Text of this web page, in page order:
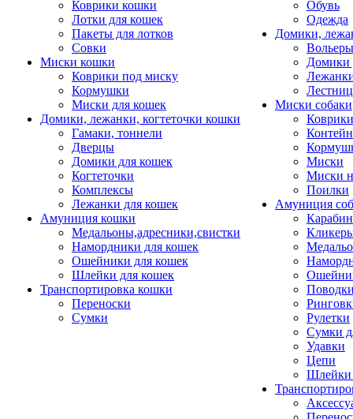
Коврики кошки
Лотки для кошек
Пакеты для лотков
Совки
Миски кошки
Коврики под миску
Кормушки
Миски для кошек
Домики, лежанки, когтеточки кошки
Гамаки, тоннели
Дверцы
Домики для кошек
Когтеточки
Комплексы
Лежанки для кошек
Амуниция кошки
Медальоны,адресники,свистки
Намордники для кошек
Ошейники для кошек
Шлейки для кошек
Транспортировка кошки
Переноски
Сумки
Обувь
Одежда
Домики,
Домики
Миски собаки
Миски
Миски
Поилки
Амуниция
Рулетки
Сумки
Удавки
Цепи
Шлейки